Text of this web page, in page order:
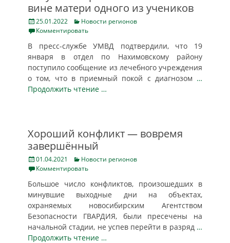
вине матери одного из учеников
Posted
on
25.01.2022 Categories
Новости регионов
Комментировать
В пресс-службе УМВД подтвердили, что 19
января в отдел по Нахимовскому району
поступило сообщение из лечебного учреждения
о том, что в приемный покой с диагнозом …
Продолжить чтение …
Хороший конфликт — вовремя
завершённый
Posted
on
01.04.2021 Categories
Новости регионов
Комментировать
Большое число конфликтов, произошедших в
минувшие выходные дни на объектах,
охраняемых новосибирским Агентством
Безопасности ГВАРДИЯ, были пресечены на
начальной стадии, не успев перейти в разряд …
Продолжить чтение …